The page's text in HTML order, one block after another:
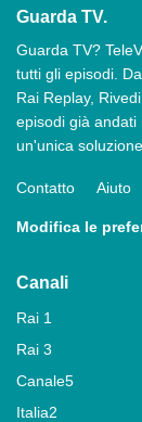
Guarda TV.
Guarda TV?
tutti gli episodi.
Rai Replay,
episodi già andati
un'unica
Contatto Aiuto
Modifica le
Canali
Rai 1
Rai 3
Canale5
Italia2